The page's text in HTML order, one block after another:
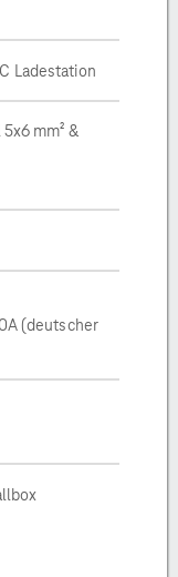
Ladestation
mm² &
(deutscher